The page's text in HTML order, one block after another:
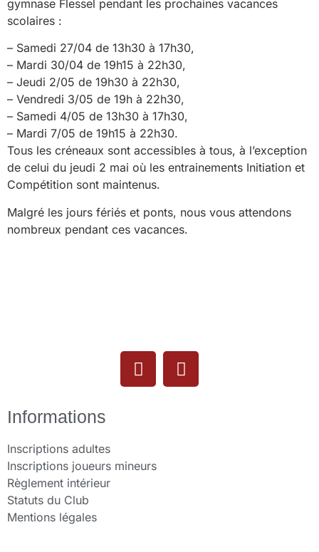
gymnase Flessel pendant les prochaines vacances
scolaires :
– Samedi 27/04 de 13h30 à 17h30,
– Mardi 30/04 de 19h15 à 22h30,
– Jeudi 2/05 de 19h30 à 22h30,
– Vendredi 3/05 de 19h à 22h30,
– Samedi 4/05 de 13h30 à 17h30,
– Mardi 7/05 de 19h15 à 22h30.
Tous les créneaux sont accessibles à tous, à l’exception
de celui du jeudi 2 mai où les entrainements Initiation et
Compétition sont maintenus.
Malgré les jours fériés et ponts, nous vous attendons
nombreux pendant ces vacances.
Informations
Inscriptions adultes
Inscriptions joueurs mineurs
Règlement intérieur
Statuts du Club
Mentions légales